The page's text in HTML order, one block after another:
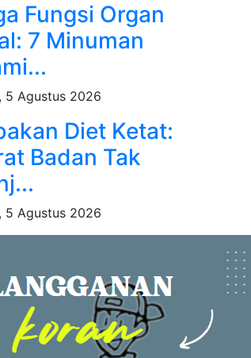
Fungsi Organ
7 Minuman
5 Agustus 2026
Diet Ketat:
Badan Tak
5 Agustus 2026